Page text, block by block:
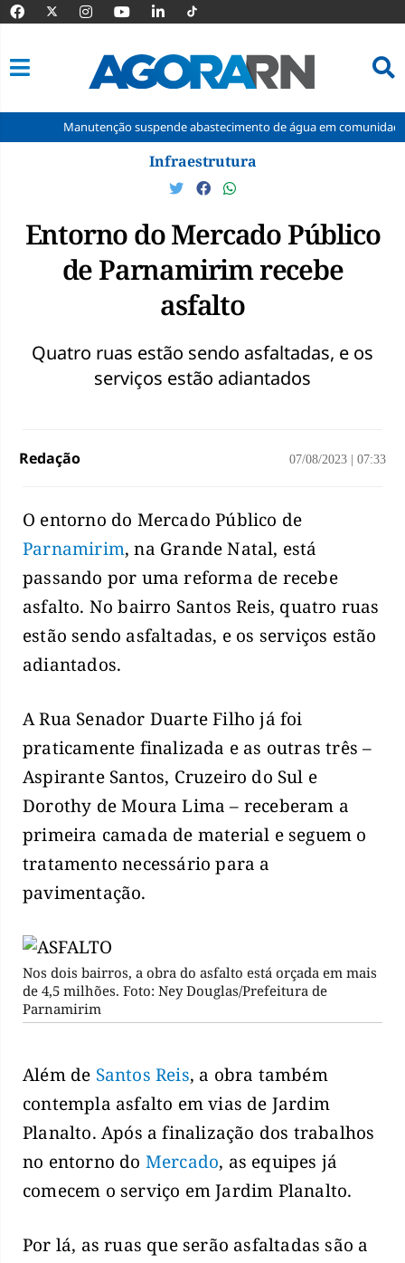
Manutenção suspende abastecimento de água em comunidades rurais
Infraestrutura
Entorno do Mercado Público
de Parnamirim recebe
asfalto
Quatro ruas estão sendo asfaltadas, e os
serviços estão adiantados
Redação 07/08/2023 07:33
O entorno do Mercado Público de
Parnamirim, na Grande Natal, está
passando por uma reforma de recebe
asfalto. No bairro Santos Reis, quatro ruas
estão sendo asfaltadas, e os serviços estão
adiantados.
A Rua Senador Duarte Filho já foi
praticamente finalizada e as outras três –
Aspirante Santos, Cruzeiro do Sul e
Dorothy de Moura Lima – receberam a
primeira camada de material e seguem o
tratamento necessário para a
pavimentação.
Nos dois bairros, a obra do asfalto está orçada em mais
de 4,5 milhões. Foto: Ney Douglas/Prefeitura de
Parnamirim
Além de Santos Reis, a obra também
contempla asfalto em vias de Jardim
Planalto. Após a finalização dos trabalhos
no entorno do Mercado, as equipes já
comecem o serviço em Jardim Planalto.
Por lá, as ruas que serão asfaltadas são a